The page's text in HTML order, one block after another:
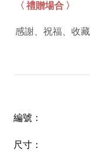
〈 禮贈場合 〉
感謝、祝福、收藏
編號 ：
尺寸 ：